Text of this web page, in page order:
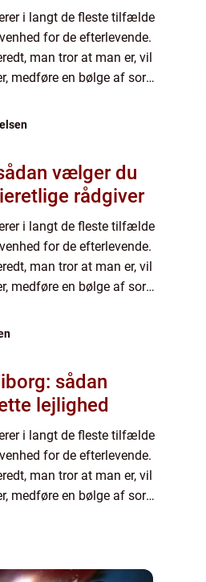
i langt de fleste tilfælde
for de efterlevende.
man tror at man er, vil
medføre en bølge af sorg
rådgiver
i langt de fleste tilfælde
for de efterlevende.
man tror at man er, vil
medføre en bølge af sorg
sådan
lejlighed
i langt de fleste tilfælde
for de efterlevende.
man tror at man er, vil
medføre en bølge af sorg